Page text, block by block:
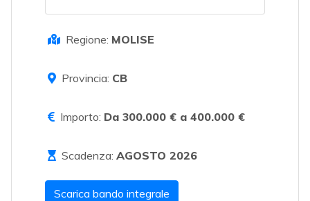
Regione: MOLISE
Provincia: CB
Importo: Da 300.000 € a 400.000 €
Scadenza: AGOSTO 2026
Scarica bando integrale